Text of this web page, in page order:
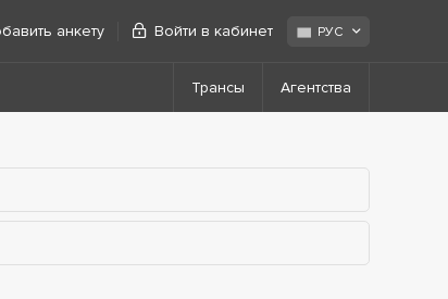
анкету Войти в кабинет РУС
Трансы Агентства